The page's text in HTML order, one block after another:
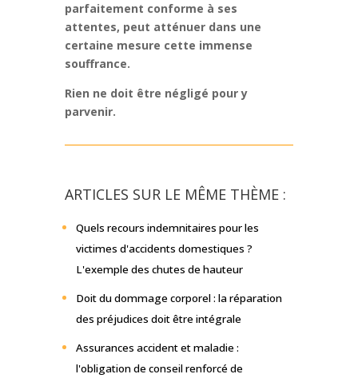
parfaitement conforme à ses
attentes, peut atténuer dans une
certaine mesure cette immense
souffrance.
Rien ne doit être négligé pour y
parvenir.
ARTICLES SUR LE MÊME THÈME :
Quels recours indemnitaires pour les
victimes d'accidents domestiques ?
L'exemple des chutes de hauteur
Doit du dommage corporel : la réparation
des préjudices doit être intégrale
Assurances accident et maladie :
l'obligation de conseil renforcé de